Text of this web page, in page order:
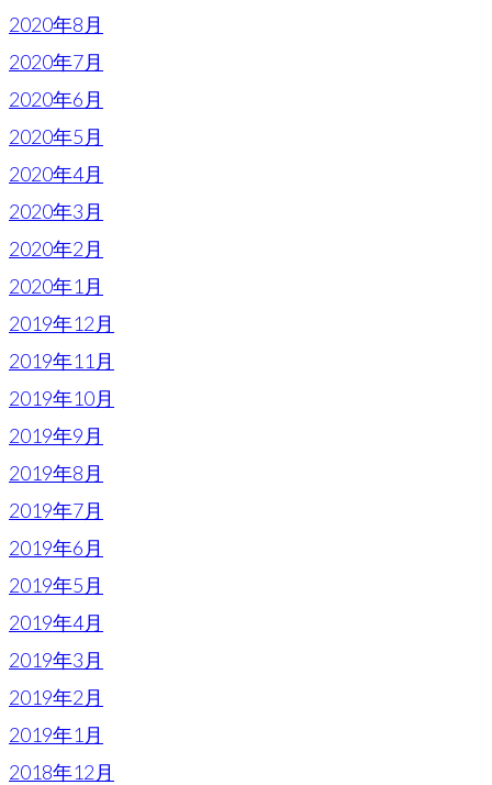
2020年8月
2020年7月
2020年6月
2020年5月
2020年4月
2020年3月
2020年2月
2020年1月
2019年12月
2019年11月
2019年10月
2019年9月
2019年8月
2019年7月
2019年6月
2019年5月
2019年4月
2019年3月
2019年2月
2019年1月
2018年12月